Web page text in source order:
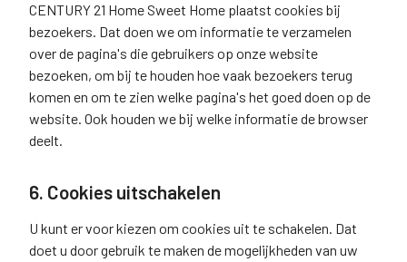
CENTURY 21 Home Sweet Home plaatst cookies bij
bezoekers. Dat doen we om informatie te verzamelen
over de pagina's die gebruikers op onze website
bezoeken, om bij te houden hoe vaak bezoekers terug
komen en om te zien welke pagina's het goed doen op de
website. Ook houden we bij welke informatie de browser
deelt.
6. Cookies uitschakelen
U kunt er voor kiezen om cookies uit te schakelen. Dat
doet u door gebruik te maken de mogelijkheden van uw